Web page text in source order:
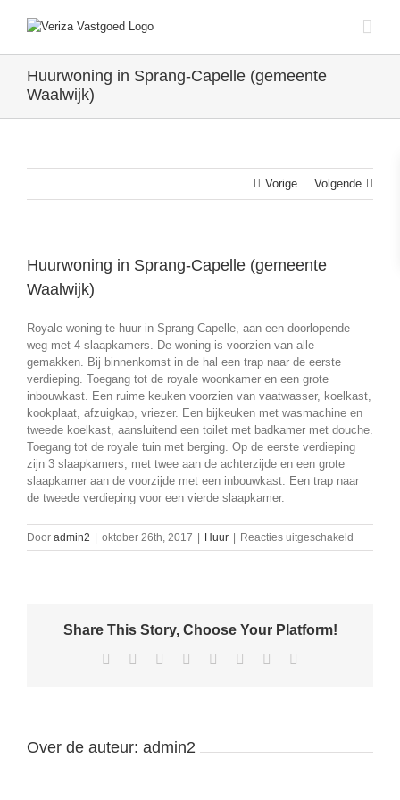
Huurwoning in Sprang-Capelle (gemeente
Waalwijk)
Vorige Volgende
Huurwoning in Sprang-Capelle (gemeente
Waalwijk)
Royale woning te huur in Sprang-Capelle, aan een doorlopende
weg met 4 slaapkamers. De woning is voorzien van alle
gemakken. Bij binnenkomst in de hal een trap naar de eerste
verdieping. Toegang tot de royale woonkamer en een grote
inbouwkast. Een ruime keuken voorzien van vaatwasser, koelkast,
kookplaat, afzuigkap, vriezer. Een bijkeuken met wasmachine en
tweede koelkast, aansluitend een toilet met badkamer met douche.
Toegang tot de royale tuin met berging. Op de eerste verdieping
zijn 3 slaapkamers, met twee aan de achterzijde en een grote
slaapkamer aan de voorzijde met een inbouwkast. Een trap naar
de tweede verdieping voor een vierde slaapkamer.
Door admin2 | oktober 26th, 2017 | Huur | Reacties uitgeschakeld
Share This Story, Choose Your Platform!
Facebook Reddit LinkedIn
TumblrPinterest
Over de auteur: admin2